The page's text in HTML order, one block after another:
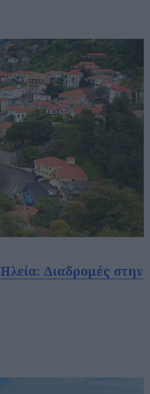
Ηλεία: Διαδρομές στην